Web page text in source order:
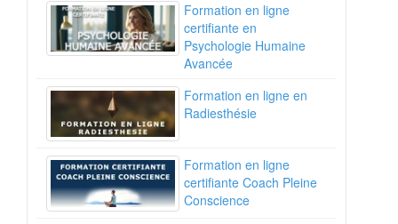
Formation en ligne
certifiante en
Psychologie Humaine
Avancée
Formation en ligne en
Radiesthésie
Formation en ligne
certifiante Coach Pleine
Conscience